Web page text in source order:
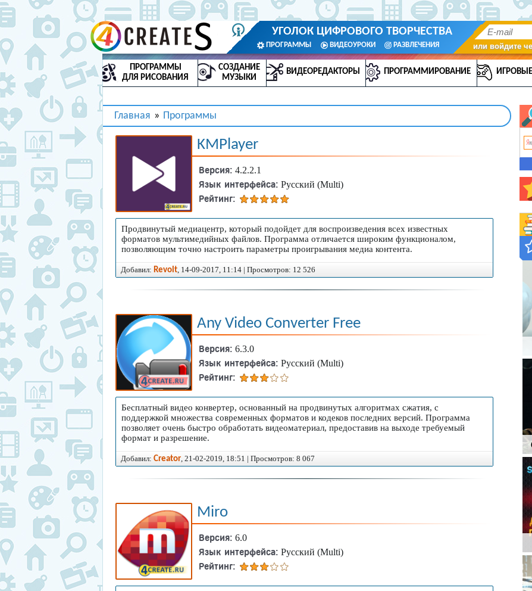
УГОЛОК ЦИФРОВОГО ТВОРЧЕСТВА
ПРОГРАММЫ ВИДЕОУРОКИ РАЗВЛЕЧЕНИЯ или войдите
ПРОГРАММЫ
ДЛЯ РИСОВАНИЯ
СОЗДАНИЕ
МУЗЫКИ
ВИДЕОРЕДАКТОРЫ ПРОГРАММИРОВАНИЕ
Главная » Программы
KMPlayer
Версия: 4.2.2.1
Язык интерфейса: Русский (Multi)
Рейтинг:
Продвинутый медиацентр, который подойдет для воспроизведения всех известных
форматов мультимедийных файлов. Программа отличается широким функционалом,
позволяющим точно настроить параметры проигрывания медиа контента.
Добавил: Revolt, 14-09-2017, 11:14 | Просмотров: 12 526
Any Video Converter Free
Версия: 6.3.0
Язык интерфейса: Русский (Multi)
Рейтинг:
Бесплатный видео конвертер, основанный на продвинутых алгоритмах сжатия, с
поддержкой множества современных форматов и кодеков последних версий. Программа
позволяет очень быстро обработать видеоматериал, предоставив на выходе требуемый
формат и разрешение.
Добавил: Creator, 21-02-2019, 18:51 | Просмотров: 8 067
Miro
Версия: 6.0
Язык интерфейса: Русский (Multi)
Рейтинг: